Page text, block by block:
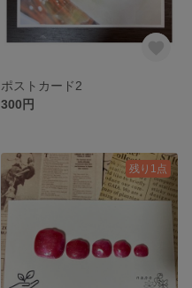
ポストカード2
300円
残り1点